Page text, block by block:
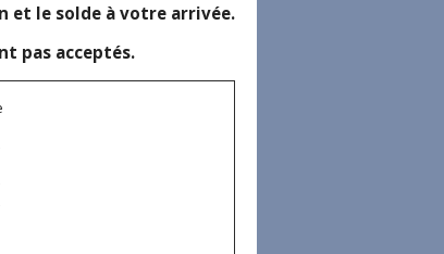
et le solde à votre arrivée.
pas acceptés.